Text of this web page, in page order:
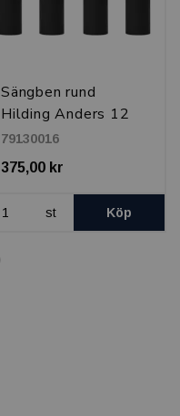
Sängben rund
Hilding Anders 12
cm, Svart
79130016
375,00 kr
st Köp